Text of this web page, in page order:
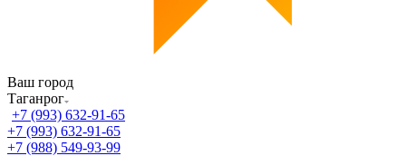
Ваш город
Таганрог
+7 (993) 632-91-65
+7 (993) 632-91-65
+7 (988) 549-93-99